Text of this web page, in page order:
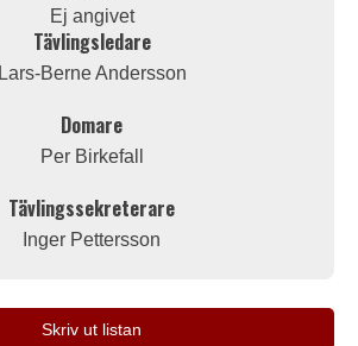
Ej angivet
Tävlingsledare
Lars-Berne Andersson
Domare
Per Birkefall
Tävlingssekreterare
Inger Pettersson
Skriv ut listan